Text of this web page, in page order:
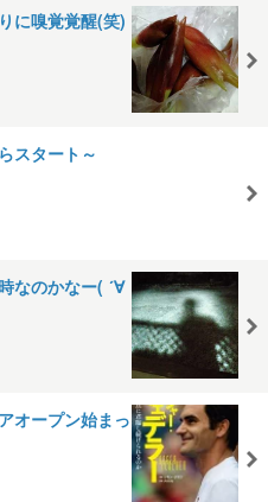
に嗅覚覚醒(笑)
スタート～
なのかなー( ´∀
オープン始まっ